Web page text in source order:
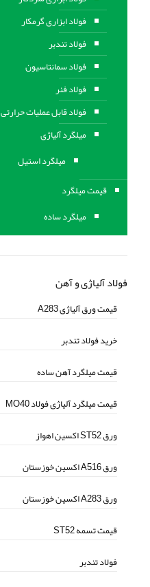
فولاد ابزاری گرمکار
فولاد تندبر
فولاد سمانتاسیون
فولاد فنر
فولاد قابل عملیات حرارتی
ميلگرد آلیاژی
میلگرد استیل
قیمت میلگرد
میلگرد ساده
فولاد آلیاژی و آهن
قیمت ورق آلیاژی A283
خرید فولاد تندبر
قیمت میلگرد آهن ساده
قیمت میلگرد آلیاژی فولاد MO40
ورق ST52 اکسین اهواز
ورق A516 اکسین خوزستان
ورق A283 اکسین خوزستان
قیمت تسمه ST52
فولاد تندبر